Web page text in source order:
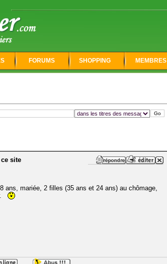
FORUMS SHOPPING MEMBRES
site
ans, mariée, 2 filles (35 ans et 24 ans) au chômage,